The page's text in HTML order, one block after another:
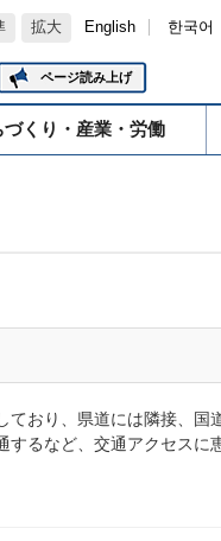
拡大 English 한국어
ページ読み上げ
づくり・産業・労働
おり、県道には隣接、国
るなど、交通アクセスに